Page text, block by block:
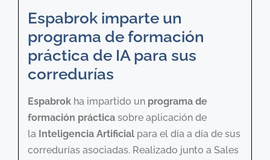
Espabrok imparte un
programa de formación
práctica de IA para sus
corredurías
Espabrok ha impartido un programa de
formación práctica sobre aplicación de
la Inteligencia Artificial para el día a día de sus
corredurías asociadas. Realizado junto a Sales